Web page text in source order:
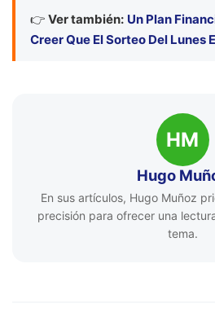
👉 Ver también: Un Plan
Creer Que El Sorteo Del Lunes
HM
Hugo
En sus artículos, Hugo Muñoz
precisión para ofrecer una
tema.